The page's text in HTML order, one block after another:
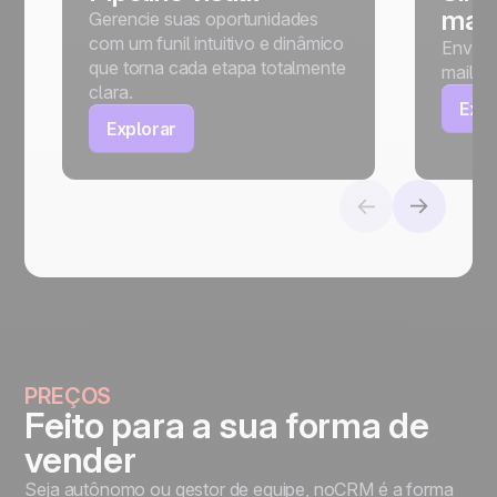
Gerencie suas oportunidades
com um funil intuitivo e dinâmico
que torna cada etapa totalmente
clara.
Explorar
mail
Envie,
mails
PREÇOS
Feito para a sua forma de
vender
Seja autônomo ou gestor de equipe, noCRM é a forma